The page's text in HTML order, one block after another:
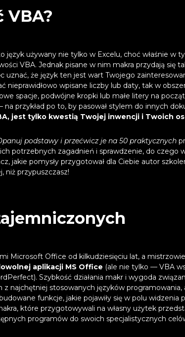
VBA?
język używany nie tylko w Excelu, choć właśnie w
VBA. Jednak pisane w nim makra przydają się
uznać, że język ten jest wart Twojego
nieprawidłowo wpisane liczby lub daty, tak w
spacje, podwójne kropki lub małe litery na
przykład po to, by pasował stylem do innych
jest tylko kwestią Twojej inwencji i Twoich
podstawy i przećwicz je na 50 praktycznych
potrzebnych zagadnień i sprawdzenie, do czego
jakie pomysły przygotował dla Ciebie autor
niż przypuszczasz!
Microsoft Office od kilkudziesięciu lat, a
aplikacji MS Office (ale nie tylko — VBA
Szybkość działania makr i wygoda
z najchętniej stosowanych języków
funkcje, jakie pojawiły się w polu widzenia
które przygotowywali na własny użytek
programów do swoich specjalistycznych